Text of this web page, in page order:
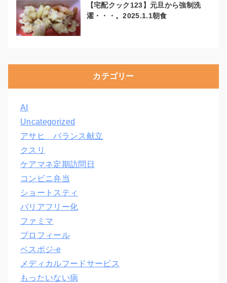
【宅配クック123】元旦から強制洗
濯・・・。2025.1.1朝食
カテゴリー
AI
Uncategorized
アサヒ バランス献立
クスリ
ケアマネ定期訪問日
コンビニ弁当
ショートスティ
バリアフリー化
ファミマ
プロフィール
ベスポジ-e
メディカルフードサービス
もったいない病